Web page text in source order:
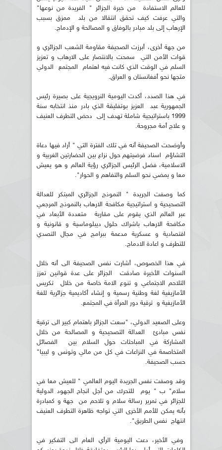
للعالم الاستفادة من خبرة الجزائر " الفريدة من نوعها"
والتي عرفت كيف تحقق انتقالا من بلد ممزق بسبب
الإرهاب إلى بلد مبادر بالوفاق و المصالحة و الإدماج.
من جهة أخرى، أبرزت الصحيفة مقاومة الشعب الجزائري و
قوات الأمن التي سمحت بالانتصار على الارهاب و تعزيز
السلم في الوقت الذي كانت فيه اهتمام المجتمع الدولي
متجها نحو أفغانستان و العراق.
في هذا الصدد، أكدت اليومية النرويجية على بصيرة رئيس
الجمهورية عبد العزيز بوتفليقة الذي بادر منذ انتخابه سنة
1999 باستراتيجية شاملة تهدف إلى دحض التطرف العنيف
و علاج أمة مجروحة.
وأوضحت الصحيفة أنه في تلك الفترة التي " أراد فيها دعاة
التشاؤم اسناد فرضيتهم حول نزاع بين الحضارتين الغربية و
الاسلامية، فضل الرئيس الجزائري رؤية العالم و هو يعيش
معا و يمضي نحو السلم والتفاهم و الحوار".
كما وصفت الجريدة " النموذج الجزائري المبتكر للعدالة
التصحيحية و استراتيجية مكافحة الارهاب بالنموذج المرجعي
عبر العالم الذي يقوم على مقاربة متعددة الأبعاد في
مكافحة الارهاب باشراك حلول ديبلوماسية و قانونية و
اقتصادية و عسكرية مدعمة ببرامج في مجال التصدي
للتطرف و اعادة الادماج.
في هذا الخصوص، أشارت نفس الصحيفة الى أنه خلال
السنوات الأخيرة صادقت الجزائر على عدة قوانين تعزز
التلاحم الاجتماعي و تنوع الامة خاصة من خلال تكريس
الأمازيغية لغة وطنية رسمية و إنشاء أكاديمية جزائرية للغة
الأمازيغية و ترقية دور المرأة في المجتمع.
وعلى الصعيد الدولي، "سعت الجزائر باهتمام كبير الى ترقية
نفس مبادئ العدالة التصحيحية و المصالحة من خلال
المشاركة في المباحثات حول السلام بين الفصائل
المتخاصمة في النزاعات في كل من مالي وتونس و ليبيا"
حسب الصحيفة.
وقد وصفت نفس الجريدة اليوم العالمي " للعيش معا في
سلام" ب " يوم للتحرك من أجل انجاح الجهود الدولية
للجزائر في تمرير رسالة سلام و تلاحم من جهة و كمبادرة
بأنه يمكن للأمم الأخرى التي تواجه ظاهرة التطرف العنيف
انتهاج نفس الطريق".
وفي الأخير، دعت اليومية الرأي العام الى التفكير في